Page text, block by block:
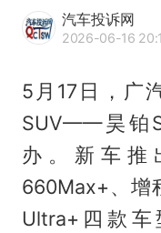
汽车投诉网
2026-06-16
5月17日，广
SUV——昊铂
办。新车推
660Max+、增
Ultra+四款